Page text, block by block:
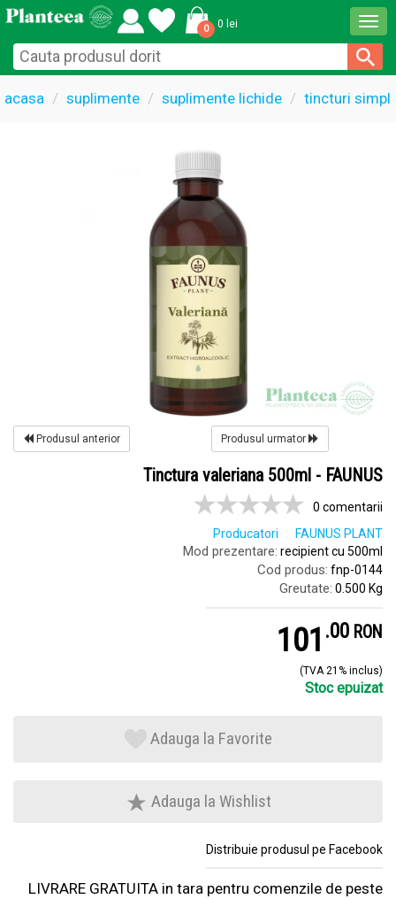
0 0 lei
acasa suplimente suplimente lichide tincturi
Produsul anterior Produsul urmator
Tinctura valeriana 500ml - FAUNUS
0 comentarii
Producatori
FAUNUS PLANT
Mod prezentare: recipient cu 500ml
Cod produs: fnp-0144
Greutate: 0.500 Kg
101 .0 RON
(TVA 21% inclus)
Stoc epuizat
Adauga la Favorite
Adauga la Wishlist
Distribuie produsul pe Facebook
LIVRARE GRATUITA in tara pentru comenzile de peste